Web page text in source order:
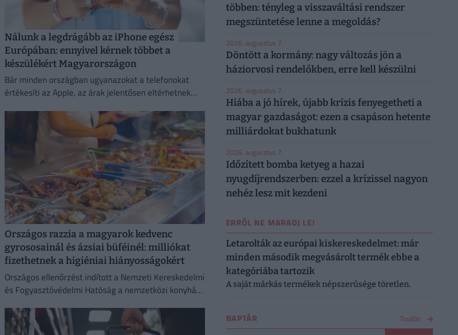
Nálunk a legdrágább az iPhone egész
Európában: ennyivel kérnek többet a
készülékért Magyarországon
Bár minden országban ugyanazokat a telefonokat
értékesíti az Apple, az árak jelentősen eltérhetnek
Országos razzia a magyarok kedvenc
gyrososainál és ázsiai büféinél: milliókat
fizethetnek a higiéniai hiányosságokért
Országos ellenőrzést indított a Nemzeti Kereskedelmi
és Fogyasztóvédelmi Hatóság a nemzetközi konyhát
többen: tényleg a visszaváltási rendszer
megszüntetése lenne a megoldás?
2026. augusztus 7.
Döntött a kormány: nagy változás jön a
háziorvosi rendelőkben, erre kell készülni
2026. augusztus 7.
Hiába a jó hírek, újabb krízis fenyegetheti a
magyar gazdaságot: ezen a csapáson hetente
milliárdokat bukhatunk
2026. augusztus 7.
Időzített bomba ketyeg a hazai
nyugdíjrendszerben: ezzel a krízissel nagyon
nehéz lesz mit kezdeni
ERRŐL NE MARADJ LE!
Letarolták az európai kiskereskedelmet: már
minden második megvásárolt termék ebbe a
kategóriába tartozik
A saját márkás termékek népszerűsége töretlen.
NAPTÁR Tovább